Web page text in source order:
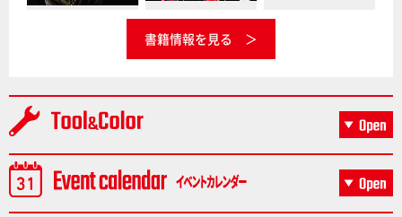
書籍情報を見る